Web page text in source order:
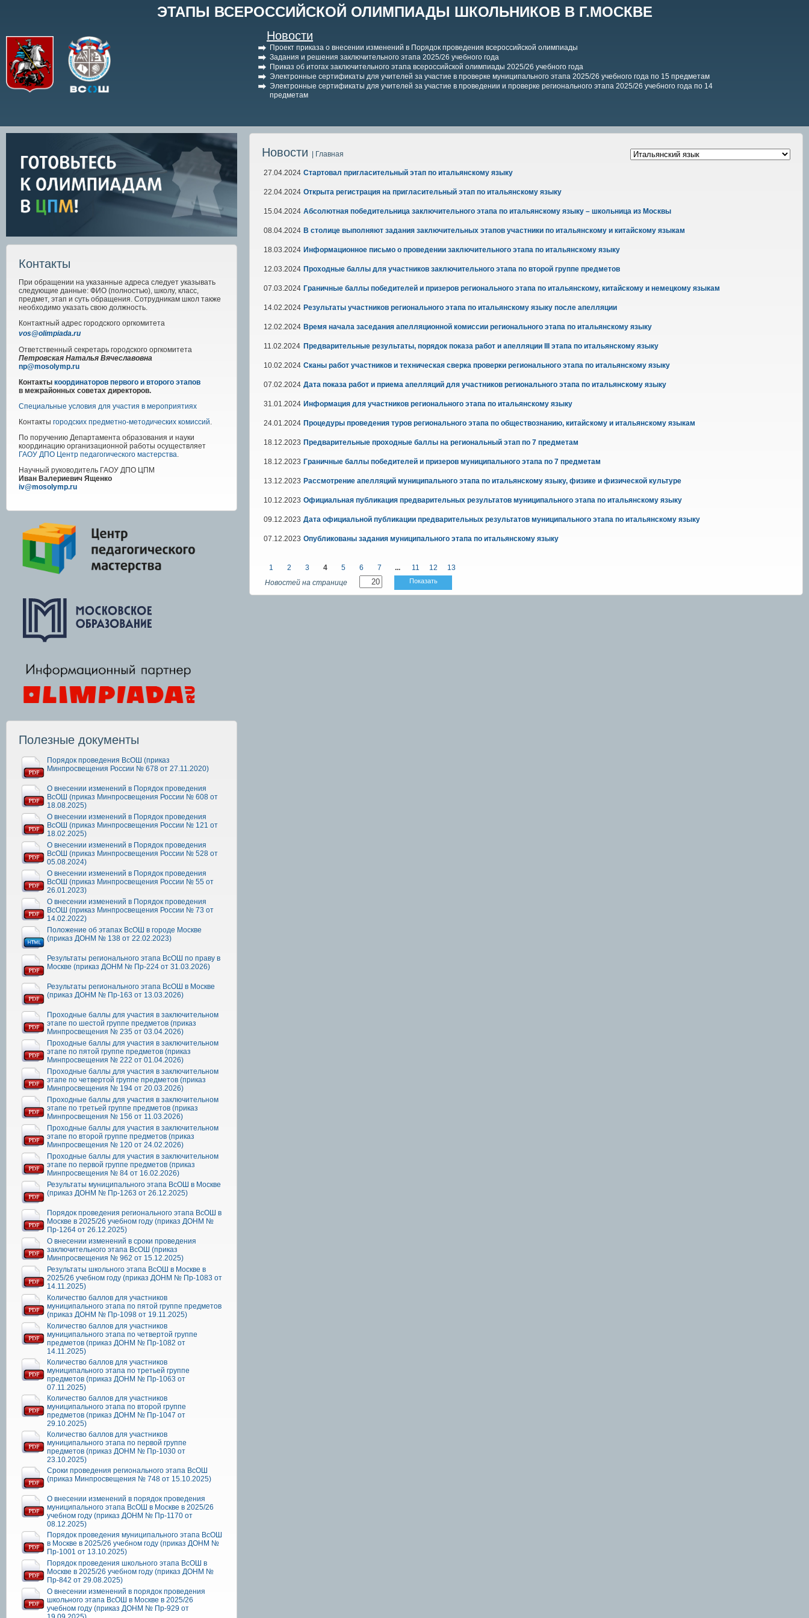
ЭТАПЫ ВСЕРОССИЙСКОЙ ОЛИМПИАДЫ ШКОЛЬНИКОВ В Г.МОСКВЕ
Новости
Проект приказа о внесении изменений в Порядок проведения всероссийской олимпиады
Задания и решения заключительного этапа 2025/26 учебного года
Приказ об итогах заключительного этапа всероссийской олимпиады 2025/26 учебного года
Электронные сертификаты для учителей за участие в проверке муниципального этапа 2025/26 учебного года по 15 предметам
Электронные сертификаты для учителей за участие в проведении и проверке регионального этапа 2025/26 учебного года по 14
предметам
Контакты
При обращении на указанные адреса следует указывать
следующие данные: ФИО (полностью), школу, класс,
предмет, этап и суть обращения. Сотрудникам школ также
необходимо указать свою должность.
Контактный адрес городского оргкомитета
vos@olimpiada.ru
Ответственный секретарь городского оргкомитета
Петровская Наталья Вячеславовна
np@mosolymp.ru
Контакты координаторов первого и второго этапов
в межрайонных советах директоров.
Специальные условия для участия в мероприятиях
Контакты городских предметно-методических комиссий.
По поручению Департамента образования и науки
координацию организационной работы осуществляет
ГАОУ ДПО Центр педагогического мастерства.
Научный руководитель ГАОУ ДПО ЦПМ
Иван Валериевич Ященко
iv@mosolymp.ru
Полезные документы
Порядок проведения ВсОШ (приказ
Минпросвещения России № 678 от 27.11.2020)
О внесении изменений в Порядок проведения
ВсОШ (приказ Минпросвещения России № 608 от
18.08.2025)
О внесении изменений в Порядок проведения
ВсОШ (приказ Минпросвещения России № 121 от
18.02.2025)
О внесении изменений в Порядок проведения
ВсОШ (приказ Минпросвещения России № 528 от
05.08.2024)
О внесении изменений в Порядок проведения
ВсОШ (приказ Минпросвещения России № 55 от
26.01.2023)
О внесении изменений в Порядок проведения
ВсОШ (приказ Минпросвещения России № 73 от
14.02.2022)
Положение об этапах ВсОШ в городе Москве
(приказ ДОНМ № 138 от 22.02.2023)
Результаты регионального этапа ВсОШ по праву в
Москве (приказ ДОНМ № Пр-224 от 31.03.2026)
Результаты регионального этапа ВсОШ в Москве
(приказ ДОНМ № Пр-163 от 13.03.2026)
Проходные баллы для участия в заключительном
этапе по шестой группе предметов (приказ
Минпросвещения № 235 от 03.04.2026)
Проходные баллы для участия в заключительном
этапе по пятой группе предметов (приказ
Минпросвещения № 222 от 01.04.2026)
Проходные баллы для участия в заключительном
этапе по четвертой группе предметов (приказ
Минпросвещения № 194 от 20.03.2026)
Проходные баллы для участия в заключительном
этапе по третьей группе предметов (приказ
Минпросвещения № 156 от 11.03.2026)
Проходные баллы для участия в заключительном
этапе по второй группе предметов (приказ
Минпросвещения № 120 от 24.02.2026)
Проходные баллы для участия в заключительном
этапе по первой группе предметов (приказ
Минпросвещения № 84 от 16.02.2026)
Результаты муниципального этапа ВсОШ в Москве
(приказ ДОНМ № Пр-1263 от 26.12.2025)
Порядок проведения регионального этапа ВсОШ в
Москве в 2025/26 учебном году (приказ ДОНМ №
Пр-1264 от 26.12.2025)
О внесении изменений в сроки проведения
заключительного этапа ВсОШ (приказ
Минпросвещения № 962 от 15.12.2025)
Результаты школьного этапа ВсОШ в Москве в
2025/26 учебном году (приказ ДОНМ № Пр-1083 от
14.11.2025)
Количество баллов для участников
муниципального этапа по пятой группе предметов
(приказ ДОНМ № Пр-1098 от 19.11.2025)
Количество баллов для участников
муниципального этапа по четвертой группе
предметов (приказ ДОНМ № Пр-1082 от
14.11.2025)
Количество баллов для участников
муниципального этапа по третьей группе
предметов (приказ ДОНМ № Пр-1063 от
07.11.2025)
Количество баллов для участников
муниципального этапа по второй группе
предметов (приказ ДОНМ № Пр-1047 от
29.10.2025)
Количество баллов для участников
муниципального этапа по первой группе
предметов (приказ ДОНМ № Пр-1030 от
23.10.2025)
Сроки проведения регионального этапа ВсОШ
(приказ Минпросвещения № 748 от 15.10.2025)
О внесении изменений в порядок проведения
муниципального этапа ВсОШ в Москве в 2025/26
учебном году (приказ ДОНМ № Пр-1170 от
08.12.2025)
Порядок проведения муниципального этапа ВсОШ
в Москве в 2025/26 учебном году (приказ ДОНМ №
Пр-1001 от 13.10.2025)
Порядок проведения школьного этапа ВсОШ в
Москве в 2025/26 учебном году (приказ ДОНМ №
Пр-842 от 29.08.2025)
О внесении изменений в порядок проведения
школьного этапа ВсОШ в Москве в 2025/26
учебном году (приказ ДОНМ № Пр-929 от
Новости | Главная
27.04.2024 Стартовал пригласительный этап по итальянскому языку
22.04.2024 Открыта регистрация на пригласительный этап по итальянскому языку
15.04.2024 Абсолютная победительница заключительного этапа по итальянскому языку – школьница из Москвы
08.04.2024 В столице выполняют задания заключительных этапов участники по итальянскому и китайскому языкам
18.03.2024 Информационное письмо о проведении заключительного этапа по итальянскому языку
12.03.2024 Проходные баллы для участников заключительного этапа по второй группе предметов
07.03.2024 Граничные баллы победителей и призеров регионального этапа по итальянскому, китайскому и немецкому языкам
14.02.2024 Результаты участников регионального этапа по итальянскому языку после апелляции
12.02.2024 Время начала заседания апелляционной комиссии регионального этапа по итальянскому языку
11.02.2024 Предварительные результаты, порядок показа работ и апелляции III этапа по итальянскому языку
10.02.2024 Сканы работ участников и техническая сверка проверки регионального этапа по итальянскому языку
07.02.2024 Дата показа работ и приема апелляций для участников регионального этапа по итальянскому языку
31.01.2024 Информация для участников регионального этапа по итальянскому языку
24.01.2024 Процедуры проведения туров регионального этапа по обществознанию, китайскому и итальянскому языкам
18.12.2023 Предварительные проходные баллы на региональный этап по 7 предметам
18.12.2023 Граничные баллы победителей и призеров муниципального этапа по 7 предметам
13.12.2023 Рассмотрение апелляций муниципального этапа по итальянскому языку, физике и физической культуре
10.12.2023 Официальная публикация предварительных результатов муниципального этапа по итальянскому языку
09.12.2023 Дата официальной публикации предварительных результатов муниципального этапа по итальянскому языку
07.12.2023 Опубликованы задания муниципального этапа по итальянскому языку
1 2 3 4 5 6 7 ... 11 12
13
Новостей на странице
Показать